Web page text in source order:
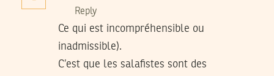
Reply
Ce qui est incompréhensible ou
inadmissible).
C’est que les salafistes sont des